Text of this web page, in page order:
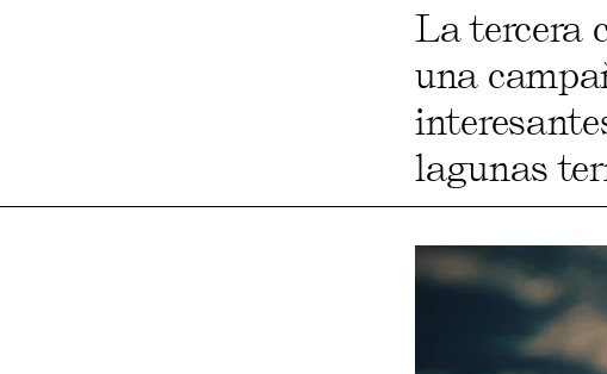
La tercera
una
lagunas